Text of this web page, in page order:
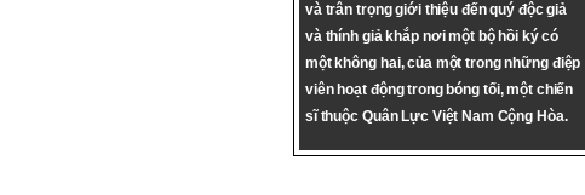
và trân trọng giới thiệu đến quý độc giả
và thính giả khắp nơi một bộ hồi ký có
một không hai, của một trong những điệp
viên hoạt động trong bóng tối, một chiến
sĩ thuộc Quân Lực Việt Nam Cộng Hòa.